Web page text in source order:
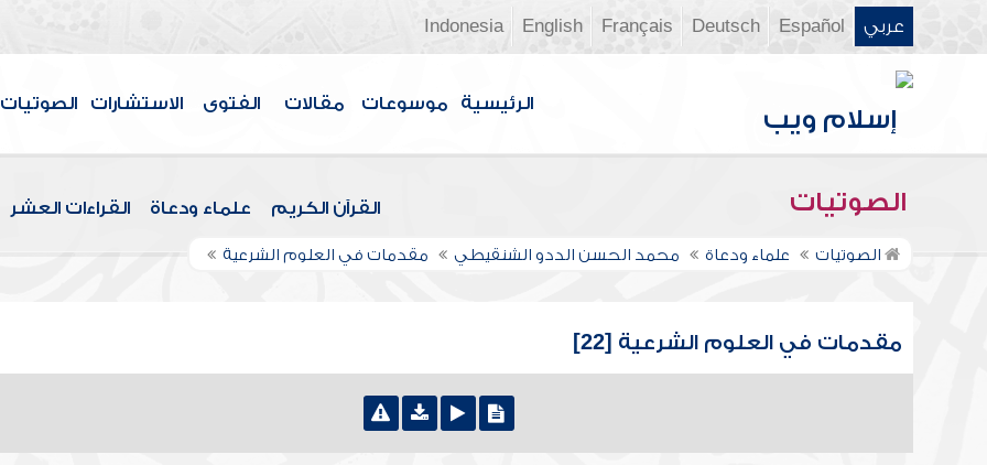
عربي Español
Deutsch
Français
English
Indonesia
الرئيسية موسوعات مقالات الفتوى الاستشارات الصوتيات
الصوتيات القرآن الكريم علماء ودعاة القراءات العشر
الصوتيات علماء ودعاة محمد الحسن الددو الشنقيطي مقدمات في العلوم الشرعية
مقدمات في العلوم الشرعية [22]